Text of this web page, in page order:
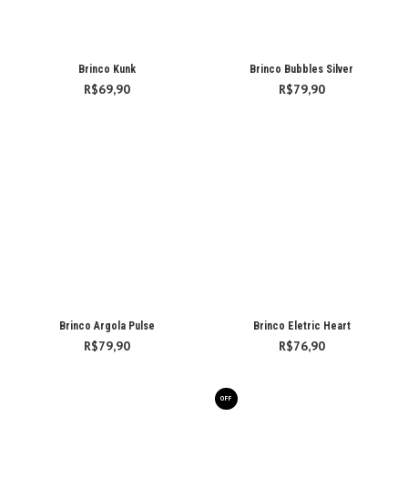
Brinco Kunk
R$69,90
Brinco Bubbles Silver
R$79,90
Brinco Argola Pulse
R$79,90
Brinco Eletric Heart
R$76,90
OFF